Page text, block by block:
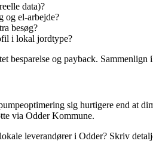
data)?
og el‑arbejde?
besøg?
i lokal jordtype?
og payback.
sig hurtigere end
via Odder Kommune.
leverandører i Odder? Skriv